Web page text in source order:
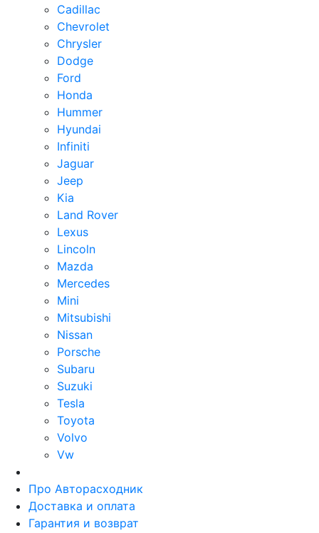
Cadillac
Chevrolet
Chrysler
Dodge
Ford
Honda
Hummer
Hyundai
Infiniti
Jaguar
Jeep
Kia
Land Rover
Lexus
Lincoln
Mazda
Mercedes
Mini
Mitsubishi
Nissan
Porsche
Subaru
Suzuki
Tesla
Toyota
Volvo
Vw
Про Авторасходник
Доставка и оплата
Гарантия и возврат